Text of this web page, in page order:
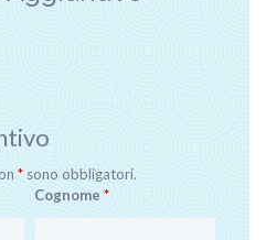
* sono obbligatori.
Cognome*